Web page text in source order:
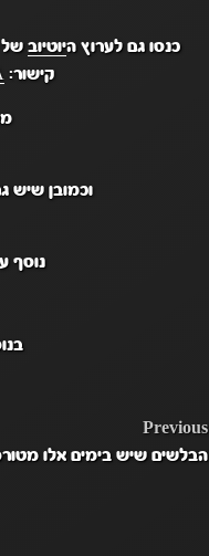
כנסו גם לערוץ היוטיובשל
קישור:
וכמובן שיש
נוסף
POST
Previous
הבלשים שיש בימים אלו